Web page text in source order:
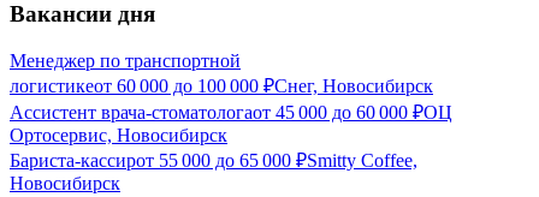
Вакансии дня
Менеджер по транспортной
логистикеот 60 000 до 100 000 ₽Снег, Новосибирск
Ассистент врача-стоматологаот 45 000 до 60 000 ₽ОЦ
Ортосервис, Новосибирск
Бариста-кассирот 55 000 до 65 000 ₽Smitty Coffee,
Новосибирск